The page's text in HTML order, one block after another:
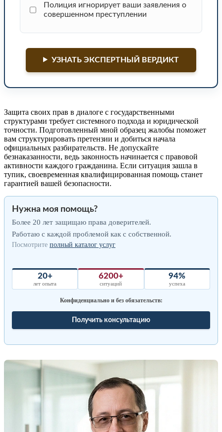
Полиция игнорирует ваши заявления о
совершенном преступлении
УЗНАТЬ ЭКСПЕРТНЫЙ ВЕРДИКТ
Защита своих прав в диалоге с государственными
структурами требует системного подхода и юридической
точности. Подготовленный мной образец жалобы поможет
вам структурировать претензии и добиться начала
официальных разбирательств. Не допускайте
безнаказанности, ведь законность начинается с правовой
активности каждого гражданина. Если ситуация зашла в
тупик, своевременная квалифицированная помощь станет
гарантией вашей безопасности.
Нужна моя помощь?
Более 20 лет защищаю права доверителей.
Работаю с каждой проблемой как с собственной.
Посмотрите полный каталог услуг
20+
лет опыта
6200+
ситуаций
94%
успеха
Конфиденциально и без обязательств:
Получить консультацию